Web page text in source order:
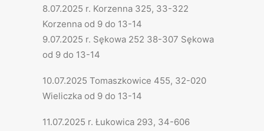
8.07.2025 r. Korzenna 325, 33-322
Korzenna od 9 do 13-14
9.07.2025 r. Sękowa 252 38-307 Sękowa
od 9 do 13-14
10.07.2025 Tomaszkowice 455, 32-020
Wieliczka od 9 do 13-14
11.07.2025 r. Łukowica 293, 34-606